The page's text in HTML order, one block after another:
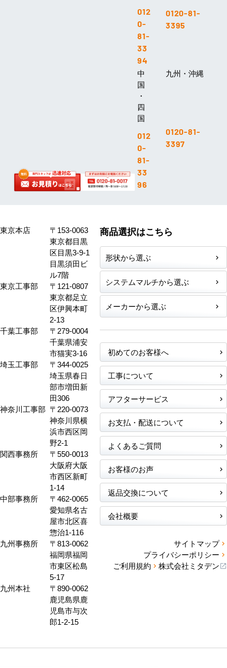
012
0-
81-
33
94
0120-81-
3395
中
国
・
四
国
012
0-
81-
33
96
九州・沖縄
0120-81-
3397
東京本店
〒153-0063
東京都目黒
区目黒3-9-1
目黒須田ビ
ル7階
東京工事部
〒121-0807
東京都足立
区伊興本町
2-13
千葉工事部
〒279-0004
千葉県浦安
市猫実3-16
埼玉工事部
〒344-0025
埼玉県春日
部市増田新
田306
神奈川工事部 〒220-0073
神奈川県横
浜市西区岡
野2-1
関西事務所
〒550-0013
大阪府大阪
市西区新町
1-14
中部事務所
〒462-0065
愛知県名古
屋市北区喜
惣治1-116
九州事務所
〒813-0062
福岡県福岡
市東区松島
5-17
九州本社
〒890-0062
鹿児島県鹿
児島市与次
郎1-2-15
商品選択はこちら
形状から選ぶ
システムマルチから選ぶ
メーカーから選ぶ
初めてのお客様へ
工事について
アフターサービス
お支払・配送について
よくあるご質問
お客様のお声
返品交換について
会社概要
サイトマップ
プライバシーポリシー
ご利用規約
株式会社ミタデン